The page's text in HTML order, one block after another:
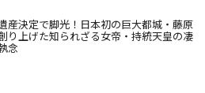
産決定で脚光！日本初の巨大都城・藤原
り上げた知られざる女帝・持統天皇の凄
念